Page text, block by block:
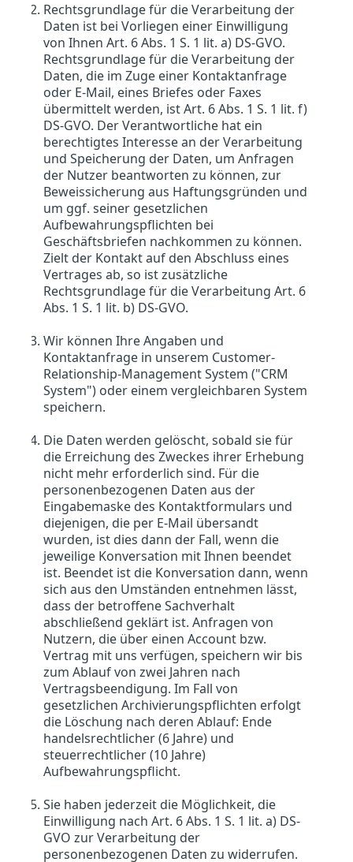
Rechtsgrundlage für die Verarbeitung der
Daten ist bei Vorliegen einer Einwilligung
von Ihnen Art. 6 Abs. 1 S. 1 lit. a) DS-GVO.
Rechtsgrundlage für die Verarbeitung der
Daten, die im Zuge einer Kontaktanfrage
oder E-Mail, eines Briefes oder Faxes
übermittelt werden, ist Art. 6 Abs. 1 S. 1 lit. f)
DS-GVO. Der Verantwortliche hat ein
berechtigtes Interesse an der Verarbeitung
und Speicherung der Daten, um Anfragen
der Nutzer beantworten zu können, zur
Beweissicherung aus Haftungsgründen und
um ggf. seiner gesetzlichen
Aufbewahrungspflichten bei
Geschäftsbriefen nachkommen zu können.
Zielt der Kontakt auf den Abschluss eines
Vertrages ab, so ist zusätzliche
Rechtsgrundlage für die Verarbeitung Art. 6
Abs. 1 S. 1 lit. b) DS-GVO.
Wir können Ihre Angaben und
Kontaktanfrage in unserem Customer-
Relationship-Management System ("CRM
System") oder einem vergleichbaren System
speichern.
Die Daten werden gelöscht, sobald sie für
die Erreichung des Zweckes ihrer Erhebung
nicht mehr erforderlich sind. Für die
personenbezogenen Daten aus der
Eingabemaske des Kontaktformulars und
diejenigen, die per E-Mail übersandt
wurden, ist dies dann der Fall, wenn die
jeweilige Konversation mit Ihnen beendet
ist. Beendet ist die Konversation dann, wenn
sich aus den Umständen entnehmen lässt,
dass der betroffene Sachverhalt
abschließend geklärt ist. Anfragen von
Nutzern, die über einen Account bzw.
Vertrag mit uns verfügen, speichern wir bis
zum Ablauf von zwei Jahren nach
Vertragsbeendigung. Im Fall von
gesetzlichen Archivierungspflichten erfolgt
die Löschung nach deren Ablauf: Ende
handelsrechtlicher (6 Jahre) und
steuerrechtlicher (10 Jahre)
Aufbewahrungspflicht.
Sie haben jederzeit die Möglichkeit, die
Einwilligung nach Art. 6 Abs. 1 S. 1 lit. a) DS-
GVO zur Verarbeitung der
personenbezogenen Daten zu widerrufen.